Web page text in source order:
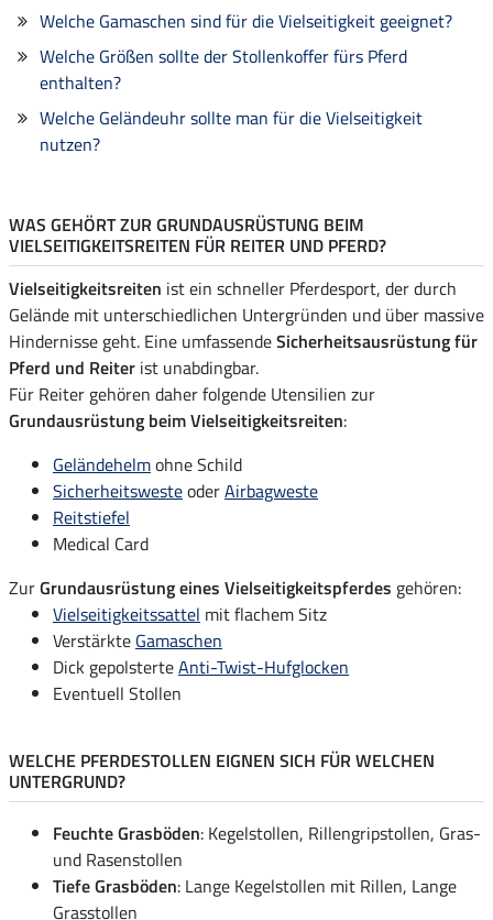
Welche Gamaschen sind für die Vielseitigkeit geeignet?
Welche Größen sollte der Stollenkoffer fürs Pferd
enthalten?
Welche Geländeuhr sollte man für die Vielseitigkeit
nutzen?
WAS GEHÖRT ZUR GRUNDAUSRÜSTUNG BEIM
VIELSEITIGKEITSREITEN FÜR REITER UND PFERD?
Vielseitigkeitsreiten ist ein schneller Pferdesport, der durch
Gelände mit unterschiedlichen Untergründen und über massive
Hindernisse geht. Eine umfassendeSicherheitsausrüstung für
Pferd und Reiter ist unabdingbar.
Für Reiter gehören daher folgende Utensilien zur
Grundausrüstung beim Vielseitigkeitsreiten:
Geländehelmohne Schild
SicherheitswesteoderAirbagweste
Reitstiefel
Medical Card
ZurGrundausrüstung eines Vielseitigkeitspferdes gehören:
Vielseitigkeitssattel mit flachem Sitz
Verstärkte Gamaschen
Dick gepolsterteAnti-Twist-Hufglocken
Eventuell Stollen
WELCHE PFERDESTOLLEN EIGNEN SICH FÜR WELCHEN
UNTERGRUND?
Feuchte Grasböden: Kegelstollen, Rillengripstollen, Gras-
und Rasenstollen
Tiefe Grasböden: Lange Kegelstollen mit Rillen, Lange
Grasstollen